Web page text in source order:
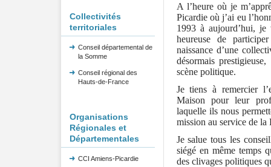
Collectivités
territoriales
Conseil départemental de
la Somme
Conseil régional des
Hauts-de-France
Organisations
Régionales et
Départementales
CCI Amiens-Picardie
A l’heure où je
Picardie où j’ai eu
1993 à aujourd’hui,
heureuse de
naissance d’une
désormais
scène politique.
Je tiens à remercier
Maison pour leur
laquelle ils nous
mission au service de la
Je salue tous les
siégé en même temps
des clivages politiques